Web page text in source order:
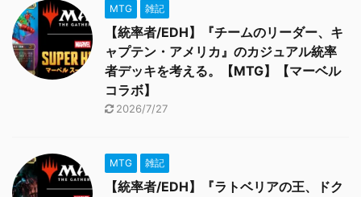
MTG 雑記
【統率者/EDH】『チームのリーダー、キ
ャプテン・アメリカ』のカジュアル統率
者デッキを考える。【MTG】【マーベル
コラボ】
2026/7/27
MTG 雑記
【統率者/EDH】『ラトベリアの王、ドク